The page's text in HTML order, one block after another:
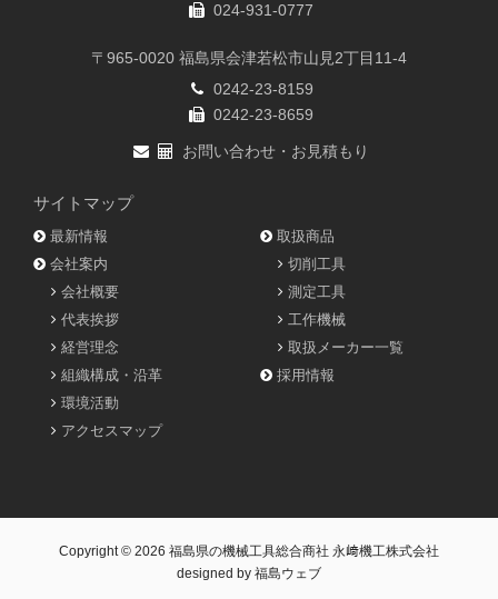
024-931-0777
〒965-0020 福島県会津若松市山見2丁目11-4
0242-23-8159
0242-23-8659
お問い合わせ・お見積もり
サイトマップ
最新情報
会社案内
会社概要
代表挨拶
経営理念
組織構成・沿革
環境活動
アクセスマップ
取扱商品
切削工具
測定工具
工作機械
取扱メーカー一覧
採用情報
Copyright © 2026 福島県の機械工具総合商社 永﨑機工株式会社
designed by 福島ウェブ